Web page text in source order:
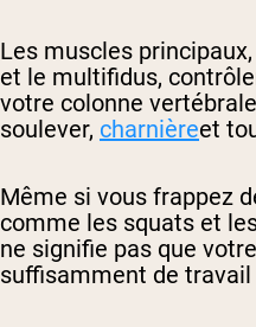
Les muscles
et le multifidus,
votre colonne
soulever, charnièreet
Même si vous frappez
comme les squats et
ne signifie pas que
suffisamment de